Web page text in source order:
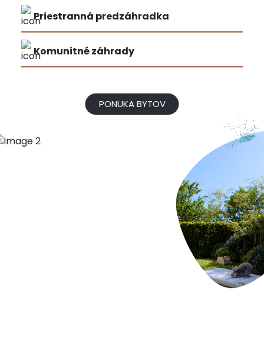
Priestranná predzáhradka
Komunitné záhrady
PONUKA BYTOV